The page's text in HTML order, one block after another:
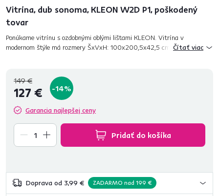
Vitrína, dub sonoma, KLEON W2D P1, poškodený
tovar
Ponúkame vitrínu s ozdobnými oblými lištami KLEON. Vitrína v
modernom štýle má rozmery ŠxVxH: 100x200,5x42,5 cm. Materiál a
Čítať viac
149 €
127 € -14%
Garancia najlepšej ceny
Pridať do košíka
Doprava od 3,99 € ZADARMO nad 199 €